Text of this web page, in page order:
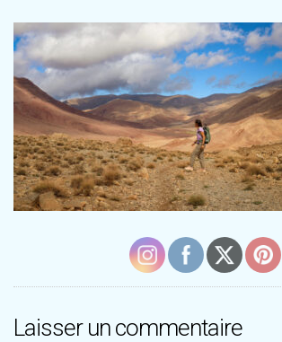
Laisser un commentaire